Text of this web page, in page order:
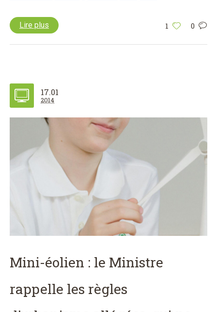
1 0
Lire plus
17.01
2014
Mini-éolien : le Ministre
rappelle les règles